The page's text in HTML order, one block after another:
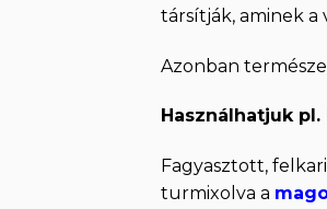
társítják, aminek
Azonban
Használhatjuk
Fagyasztott,
turmixolva a